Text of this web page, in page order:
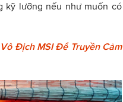
kỹ lưỡng nếu như muốn có
Địch MSI Để Truyền Cảm